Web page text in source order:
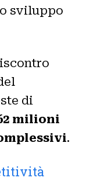
sviluppo
di
milioni
.